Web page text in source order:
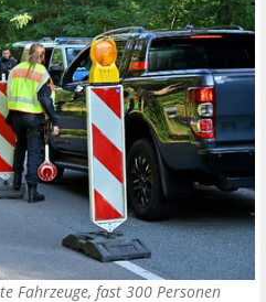
Fahrzeuge, fast 300 Personen